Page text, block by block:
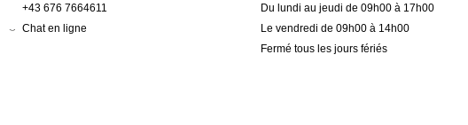
+43 676 7664611
Chat en ligne
Du lundi au jeudi de 09h00 à 17h00
Le vendredi de 09h00 à 14h00
Fermé tous les jours fériés